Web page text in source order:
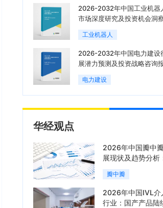
2026-2032年中国工业机器
市场深度研究及投资机会洞
工业机器人
2026-2032年中国电力建设
展潜力预测及投资战略咨询
电力建设
华经观点
2026年中国瓣中
展现状及趋势分析
可持续释放，市场
景良好「图」
瓣中瓣
2026年中国IVL介
行业：国产产品陆